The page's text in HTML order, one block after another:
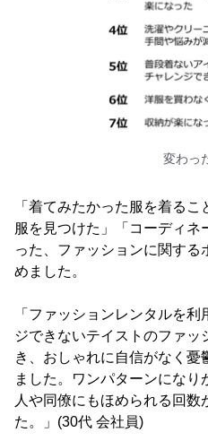
変わっ
「着てみたかった服を着る
服を見つけた」「コーディ
った、ファッションに関す
めました。
「ファッションレンタルを
ジできないテイストのファ
き、おしゃれに自信がなく憂
ました。ワンパターンにな
人や同僚にもほめられる回数
た。」(30代 会社員)